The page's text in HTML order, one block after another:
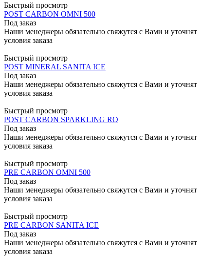
Быстрый просмотр
POST CARBON OMNI 500
Под заказ
Наши менеджеры обязательно свяжутся с Вами и уточнят
условия заказа
Быстрый просмотр
POST MINERAL SANITA ICE
Под заказ
Наши менеджеры обязательно свяжутся с Вами и уточнят
условия заказа
Быстрый просмотр
POST CARBON SPARKLING RO
Под заказ
Наши менеджеры обязательно свяжутся с Вами и уточнят
условия заказа
Быстрый просмотр
PRE CARBON OMNI 500
Под заказ
Наши менеджеры обязательно свяжутся с Вами и уточнят
условия заказа
Быстрый просмотр
PRE CARBON SANITA ICE
Под заказ
Наши менеджеры обязательно свяжутся с Вами и уточнят
условия заказа